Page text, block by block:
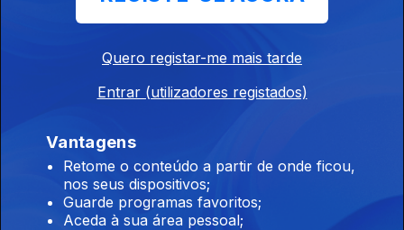
Soma Please,...
Inclui Castilho, Madredeus, Humberto, Plaka, Glass Glass, Os
Golpes, Clauthewitch,...
Portugália
Quero registar-me mais tarde
Entrar (utilizadores registados)
Vantagens
Retome o conteúdo a partir de onde ficou,
nos seus dispositivos;
Guarde programas favoritos;
Aceda à sua área pessoal;